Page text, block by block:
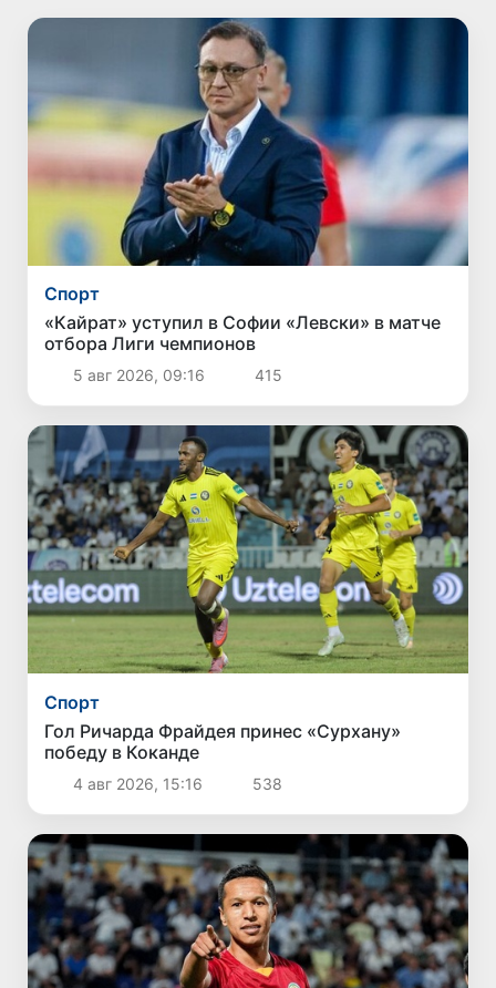
Спорт
«Кайрат» уступил в Софии «Левски» в матче
отбора Лиги чемпионов
5 авг 2026, 09:16 415
Спорт
Гол Ричарда Фрайдея принес «Сурхану»
победу в Коканде
4 авг 2026, 15:16 538